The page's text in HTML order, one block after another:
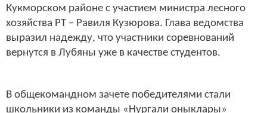
Кукморском районе с участием министра лесного
хозяйства РТ – Равиля Кузюрова. Глава ведомства
выразил надежду, что участники соревнований
вернутся в Лубяны уже в качестве студентов.
В общекомандном зачете победителями стали
школьники из команды «Нургали оныклары»